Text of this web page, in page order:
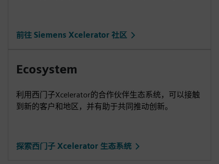
前往 Siemens Xcelerator 社区
Ecosystem
利用西门子Xcelerator的合作伙伴生态系统，可以接触
到新的客户和地区，并有助于共同推动创新。
探索西门子 Xcelerator 生态系统